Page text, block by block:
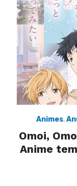
Animes,
Omoi,
Anime